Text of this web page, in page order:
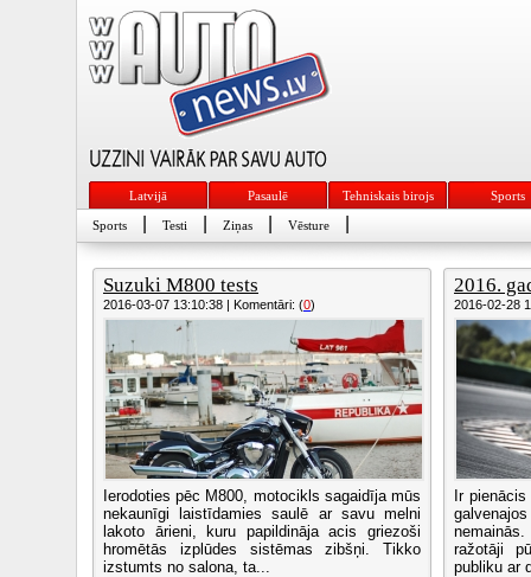
Latvijā Pasaulē Tehniskais birojs Sports
Sports Testi Ziņas Vēsture
Suzuki M800 tests
2016-03-07 13:10:38 | Komentāri: (0)
Ierodoties pēc M800, motocikls sagaidīja mūs
nekaunīgi laistīdamies saulē ar savu melni
lakoto ārieni, kuru papildināja acis griezoši
hromētās izplūdes sistēmas zibšņi. Tikko
izstumts no salona, ta...
2016.
2016-02-28
Ir
ražotāji
publiku ar